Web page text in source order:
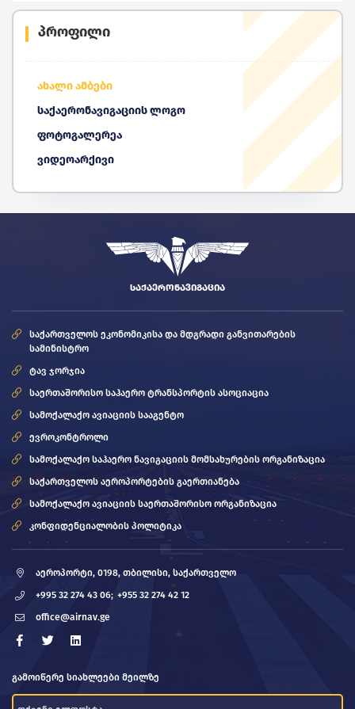
პროფილი
ახალი ამბები
საქაერონავიგაციის ლოგო
ფოტოგალერეა
ვიდეოარქივი
ᲡᲐᲥᲐᲔᲠᲝᲜᲐᲕᲘᲒᲐᲪᲘᲐ
საქართველოს ეკონომიკისა და მდგრადი განვითარების
სამინისტრო
ტავ ჯორჯია
საერთაშორისო საჰაერო ტრანსპორტის ასოციაცია
სამოქალაქო ავიაციის სააგენტო
ევროკონტროლი
სამოქალაქო საჰაერო ნავიგაციის მომსახურების ორგანიზაცია
საქართველოს აეროპორტების გაერთიანება
სამოქალაქო ავიაციის საერთაშორისო ორგანიზაცია
კონფიდენციალობის პოლიტიკა
აეროპორტი, 0198, თბილისი, საქართველო
+995 32 274 43 06; +955 32 274 42 12
office@airnav.ge
გამოიწერე სიახლეები მეილზე